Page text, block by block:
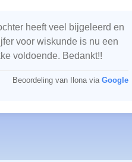
heeft veel bijgeleerd en
voor wiskunde is nu een
voldoende. Bedankt!!
Beoordeling van Ilona via Google